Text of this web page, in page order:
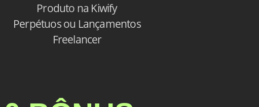
Produto na Kiwify
Perpétuos ou Lançamentos
Freelancer